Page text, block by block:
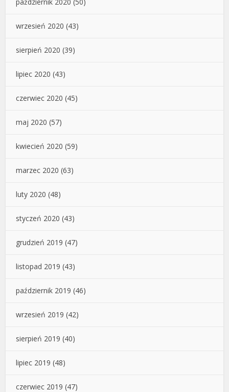
wrzesień 2020 (43)
sierpień 2020 (39)
lipiec 2020 (43)
czerwiec 2020 (45)
maj 2020 (57)
kwiecień 2020 (59)
marzec 2020 (63)
luty 2020 (48)
styczeń 2020 (43)
grudzień 2019 (47)
listopad 2019 (43)
październik 2019 (46)
wrzesień 2019 (42)
sierpień 2019 (40)
lipiec 2019 (48)
czerwiec 2019 (47)